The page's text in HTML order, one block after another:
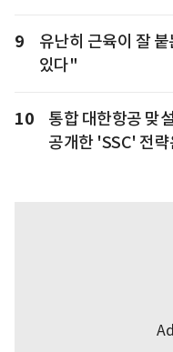
9
유난히 근육이 잘
있다"
10
통합 대한항공 맞
공개한 'SSC' 전략